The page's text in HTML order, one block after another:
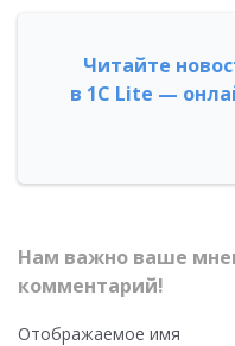
Читайте
в 1С Lite —
Нам важно ваше
комментарий!
Отображаемое имя